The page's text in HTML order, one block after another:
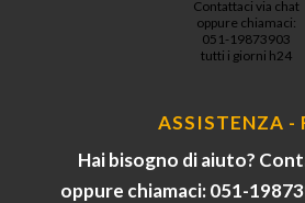
ASSISTENZA -
Hai bisogno di aiuto?
oppure chiamaci: 051-